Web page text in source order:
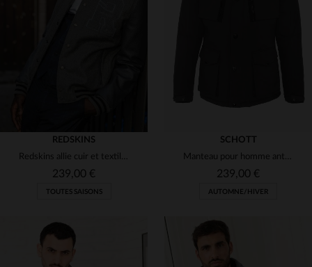
REDSKINS
Redskins allie cuir et textile pour ce blouson varsity intemporel.
239,00 €
TOUTES SAISONS
SCHOTT
Manteau pour homme anthracite avec poches
239,00 €
AUTOMNE/HIVER